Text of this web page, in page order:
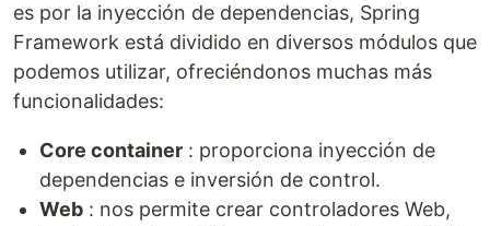
es por la inyección de dependencias, Spring
Framework está dividido en diversos módulos que
podemos utilizar, ofreciéndonos muchas más
funcionalidades:
Core container : proporciona inyección de
dependencias e inversión de control.
Web : nos permite crear controladores Web,